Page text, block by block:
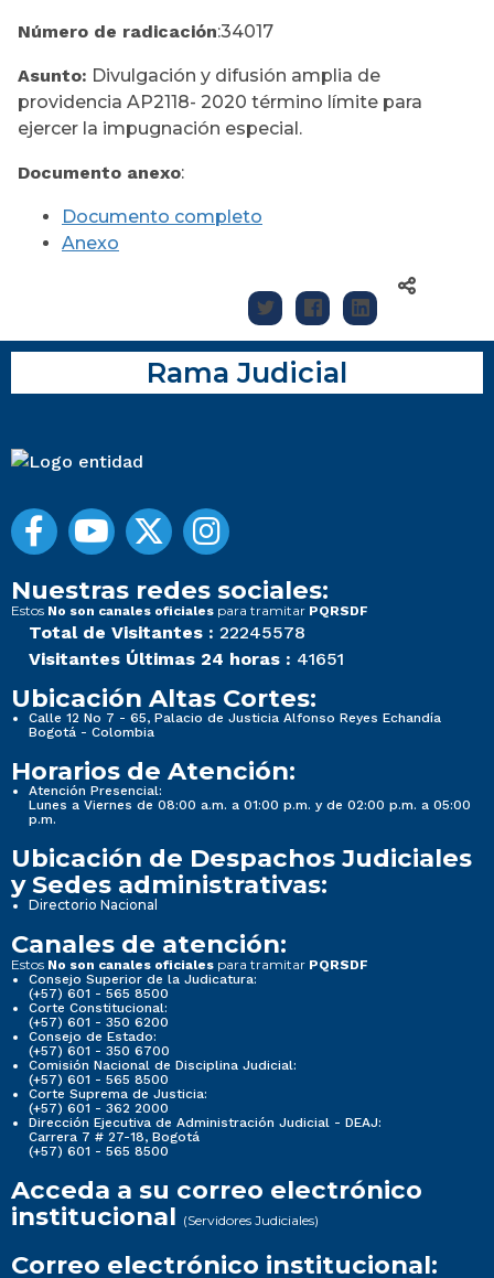
Número de radicación:34017
Asunto: Divulgación y difusión amplia de
providencia AP2118- 2020 término límite para
ejercer la impugnación especial.
Documento anexo:
Documento completo
Anexo
Rama Judicial
Nuestras redes sociales:
Estos No son canales oficiales para tramitar PQRSDF
Total de Visitantes : 22245578
Visitantes Últimas 24 horas : 41651
Ubicación Altas Cortes:
Calle 12 No 7 - 65, Palacio de Justicia Alfonso Reyes Echandía
Bogotá - Colombia
Horarios de Atención:
Atención Presencial:
Lunes a Viernes de 08:00 a.m. a 01:00 p.m. y de 02:00 p.m. a 05:00
p.m.
Ubicación de Despachos Judiciales
y Sedes administrativas:
Directorio Nacional
Canales de atención:
Estos No son canales oficiales para tramitar PQRSDF
Consejo Superior de la Judicatura:
(+57) 601 - 565 8500
Corte Constitucional:
(+57) 601 - 350 6200
Consejo de Estado:
(+57) 601 - 350 6700
Comisión Nacional de Disciplina Judicial:
(+57) 601 - 565 8500
Corte Suprema de Justicia:
(+57) 601 - 362 2000
Dirección Ejecutiva de Administración Judicial - DEAJ:
Carrera 7 # 27-18, Bogotá
(+57) 601 - 565 8500
Acceda a su correo electrónico
institucional (Servidores Judiciales)
Correo electrónico institucional: